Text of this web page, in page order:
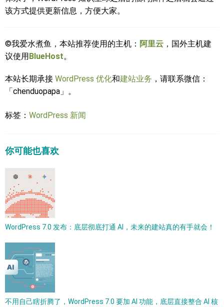
该方式提供更新信息，方便大家。
©我爱水煮鱼，本站推荐使用的主机： 阿里云 ，国外主机建
议使用BlueHost。
本站长期承接 WordPress 优化和建站业务 ，请联系微信：
「chenduopapa」。
标签： WordPress 新闻
你可能也喜欢
WordPress 7.0 发布：底层彻底打通 AI，未来的建站真的有手就会！
不用自己瞎折腾了，WordPress 7.0 要加 AI 功能，底层直接整合 AI 核